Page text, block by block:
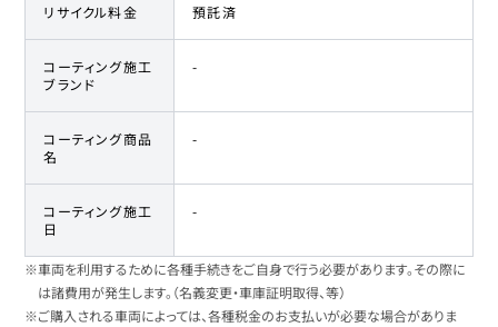
リサイクル料金 預託済
コーティング施工
ブランド
-
コーティング商品
名
-
コーティング施工
日
-
※車両を利用するために各種手続きをご自身で行う必要があります。その際に
は諸費用が発生します。（名義変更・車庫証明取得、等）
※ご購入される車両によっては、各種税金のお支払いが必要な場合がありま